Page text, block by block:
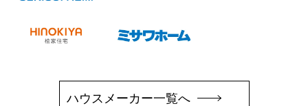
ハウスメーカー一覧へ